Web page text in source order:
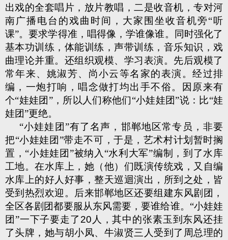
出戏的全套唱片，放片教唱，二是收音机，专对河
南广播电台的戏曲时间，大家围坐收音机旁“听
课”。要求学得准，唱得像，学谁像谁。同时强化了
基本功训练，体能训练，声带训练，音乐知识，戏
曲理论并重。还组织观模、学习表演。先后观模了
常年来、姚淑芳、尚小云等名家的表演。经过排
编，一炮打响，唱念做打均出手不俗。因原来有
个“娃娃团”，所以人们称他们“小娃娃团”说：比“娃
娃团”更绝。
“小娃娃团”有了名声，邯郸地区常专员，非要
把“小娃娃团”带走不可，于是，艺术村计划暂时搁
置，“小娃娃团”被纳入“水利大军”编制，到了水库
工地。在水库上，她（他）们既演传统戏，又自编
水库上的好人好事，整天巡迴演出，所到之处，皆
受到热烈欢迎。后来邯郸地区还要组建东风剧团，
全区各剧团都要服从东风需要，要谁给谁。“小娃娃
团”一下子要走了 20 人，其中的张素玉到东风还挂
了头牌，她与胡小凤、牛淑贤三人受到了周总理的